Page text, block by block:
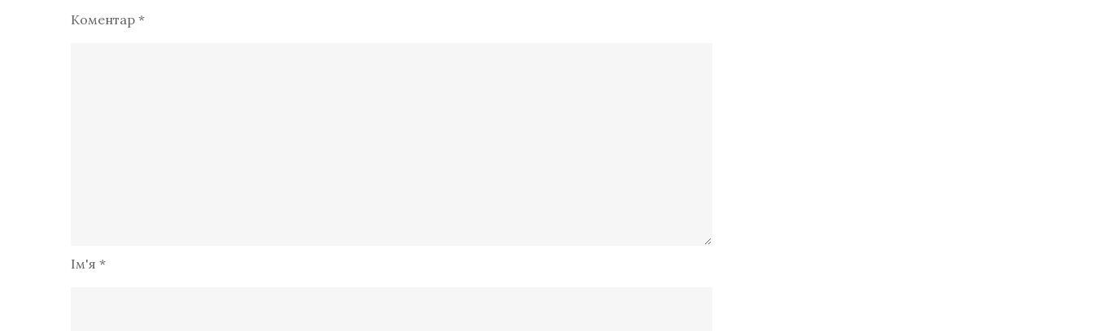
Коментар *
Ім'я *